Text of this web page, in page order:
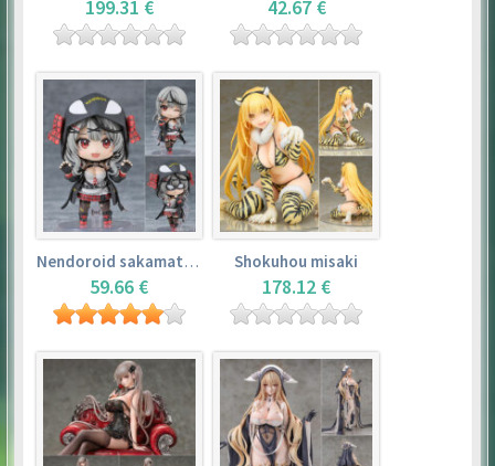
199.31 € 42.67 €
Nendoroid sakamata chloe
59.66 €
Shokuhou misaki
178.12 €